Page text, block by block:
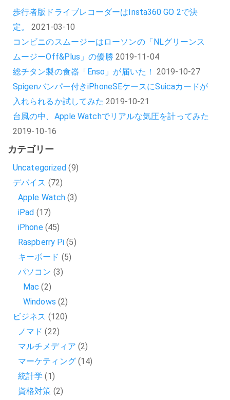
歩行者版ドライブレコーダーはInsta360 GO 2で決
定。
2021-03-10
コンビニのスムージーはローソンの「NLグリーンス
ムージーOff&Plus」の優勝 2019-11-04
総チタン製の食器「Enso」が届いた！ 2019-10-27
Spigenバンパー付きiPhoneSEケースにSuicaカードが
入れられるか試してみた 2019-10-21
台風の中、Apple Watchでリアルな気圧を計ってみた
2019-10-16
カテゴリー
Uncategorized (9)
デバイス (72)
Apple Watch (3)
iPad (17)
iPhone(45)
Raspberry Pi (5)
キーボード (5)
パソコン (3)
Mac (2)
Windows (2)
ビジネス (120)
ノマド (22)
マルチメディア (2)
マーケティング(14)
統計学 (1)
資格対策 (2)